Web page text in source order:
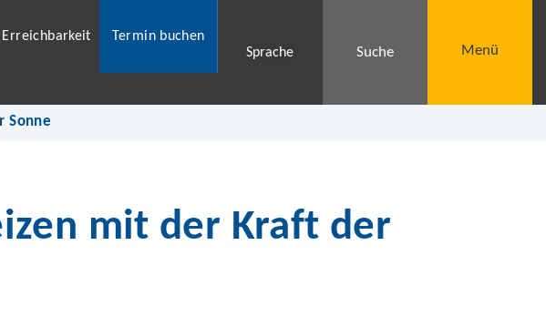
Erreichbarkeit
Termin buchen
Sprache
Suche Menü
Sonne
mit der Kraft der